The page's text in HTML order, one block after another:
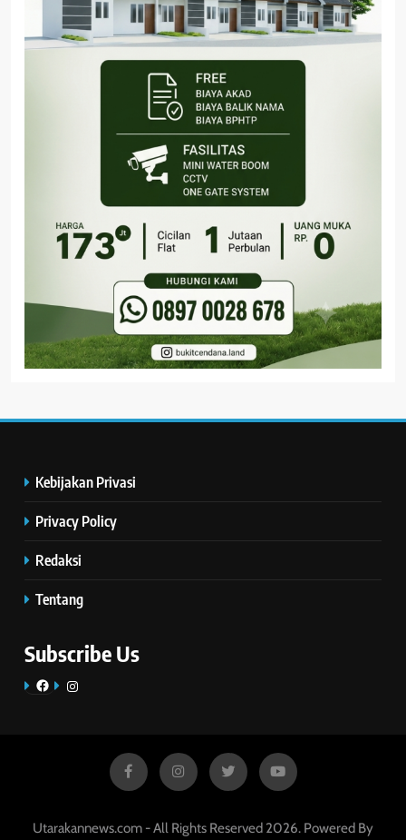
Kebijakan Privasi
Privacy Policy
Redaksi
Tentang
Subscribe Us
FacebookInstagram
Utarakannews.com - All Rights Reserved 2026. Powered By